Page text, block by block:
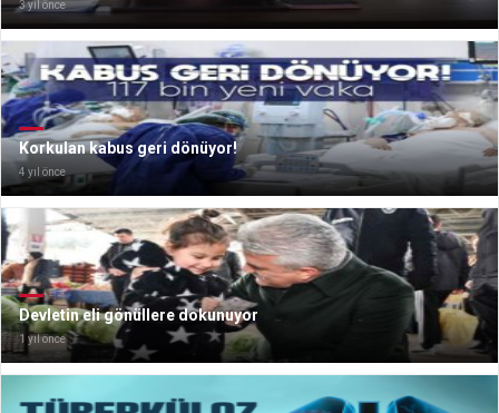
3 yıl önce
Korkulan kabus geri dönüyor!
4 yıl önce
Devletin eli gönüllere dokunuyor
1 yıl önce